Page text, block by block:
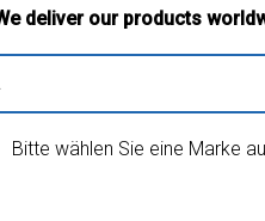
deliver our products
Bitte wählen Sie eine Marke